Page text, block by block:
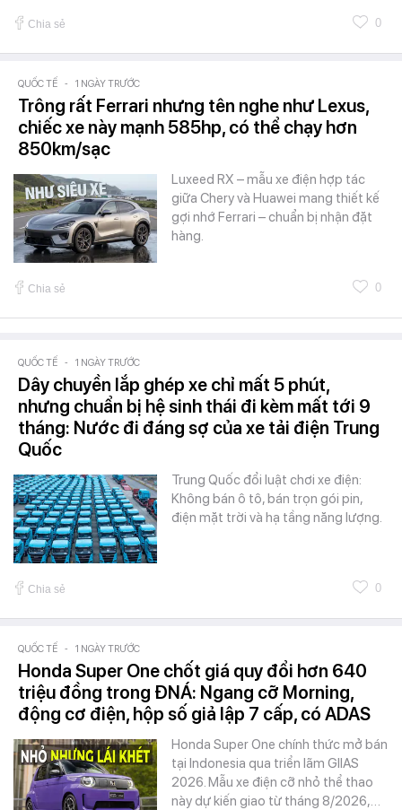
Chia sẻ 0
QUỐC TẾ - 1 NGÀY TRƯỚC
Trông rất Ferrari nhưng tên nghe như Lexus,
chiếc xe này mạnh 585hp, có thể chạy hơn
850km/sạc
Luxeed RX – mẫu xe điện hợp tác
giữa Chery và Huawei mang thiết kế
gợi nhớ Ferrari – chuẩn bị nhận đặt
hàng.
Chia sẻ 0
QUỐC TẾ - 1 NGÀY TRƯỚC
Dây chuyền lắp ghép xe chỉ mất 5 phút,
nhưng chuẩn bị hệ sinh thái đi kèm mất tới 9
tháng: Nước đi đáng sợ của xe tải điện Trung
Quốc
Trung Quốc đổi luật chơi xe điện:
Không bán ô tô, bán trọn gói pin,
điện mặt trời và hạ tầng năng lượng.
Chia sẻ 0
QUỐC TẾ - 1 NGÀY TRƯỚC
Honda Super One chốt giá quy đổi hơn 640
triệu đồng trong ĐNÁ: Ngang cỡ Morning,
động cơ điện, hộp số giả lập 7 cấp, có ADAS
Honda Super One chính thức mở bán
tại Indonesia qua triển lãm GIIAS
2026. Mẫu xe điện cỡ nhỏ thể thao
này dự kiến giao từ tháng 8/2026,…